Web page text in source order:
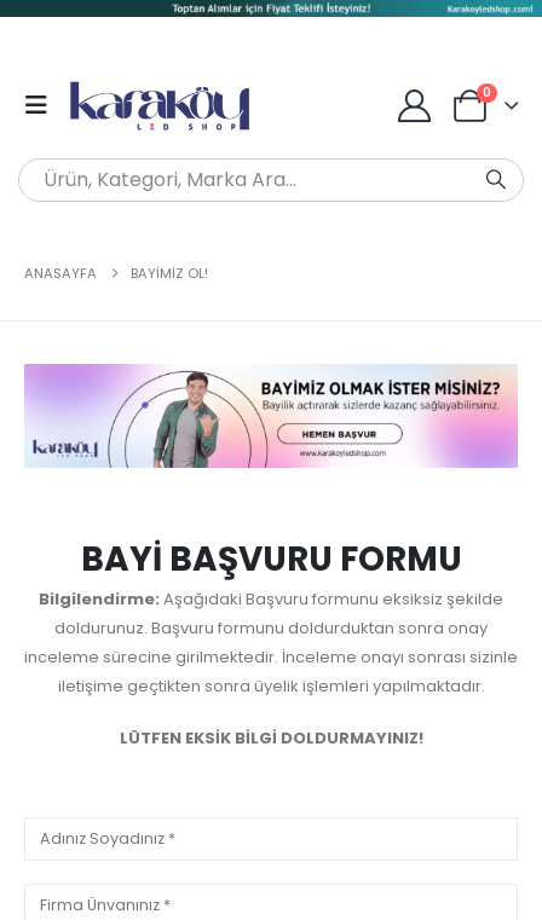
0
ANASAYFA BAYIMIZ OL!
BAYİ BAŞVURU FORMU
Bilgilendirme: Aşağıdaki Başvuru formunu eksiksiz şekilde
doldurunuz. Başvuru formunu doldurduktan sonra onay
inceleme sürecine girilmektedir. İnceleme onayı sonrası sizinle
iletişime geçtikten sonra üyelik işlemleri yapılmaktadır.
LÜTFEN EKSİK BİLGİ DOLDURMAYINIZ!